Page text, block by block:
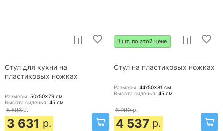
Стул для кухни на
пластиковых ножках
Размеры: 50x50x79 см
Высота сиденья: 45 см
5 586 р.
3 631 р.
1 шт. по этой цене
Стул на пластиковых ножках
Размеры: 44x50x81 см
Высота сиденья: 45 см
6 980 р.
4 537 р.